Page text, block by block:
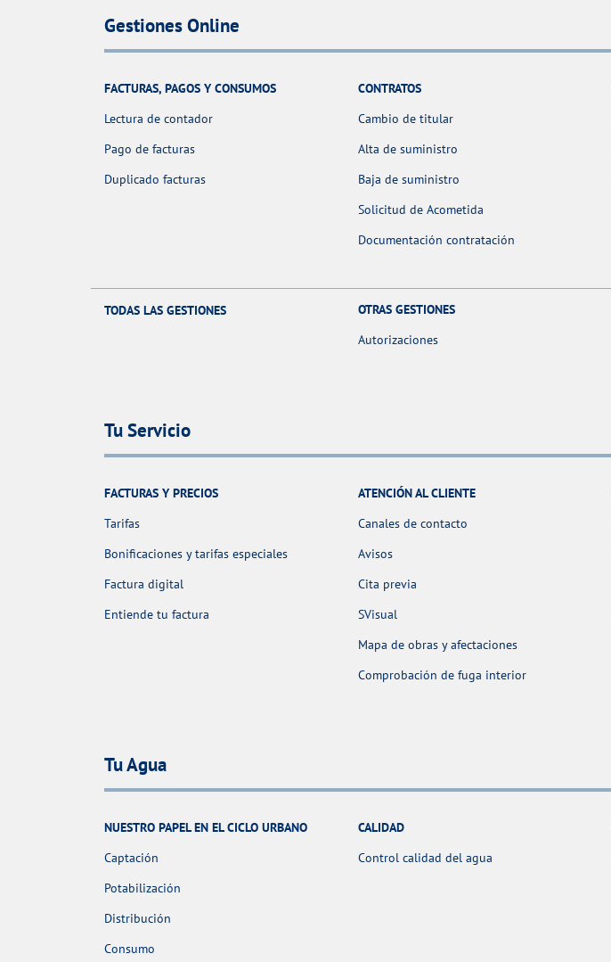
Gestiones Online
FACTURAS, PAGOS Y CONSUMOS
Lectura de contador
Pago de facturas
Duplicado facturas
CONTRATOS
Cambio de titular
Alta de suministro
Baja de suministro
Solicitud de Acometida
Documentación contratación
TODAS LAS GESTIONES
OTRAS GESTIONES
Autorizaciones
Tu Servicio
FACTURAS Y PRECIOS
Tarifas
Bonificaciones y tarifas especiales
Factura digital
Entiende tu factura
ATENCIÓN AL CLIENTE
Canales de contacto
Avisos
Cita previa
SVisual
Mapa de obras y afectaciones
Comprobación de fuga interior
Tu Agua
NUESTRO PAPEL EN EL CICLO URBANO
Captación
Potabilización
Distribución
Consumo
CALIDAD
Control calidad del agua